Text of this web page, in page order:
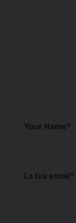
Your Name*
La tua email*